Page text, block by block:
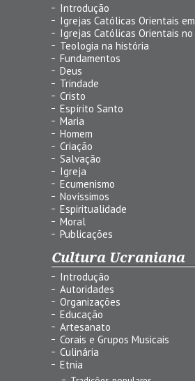
Introdução
Igrejas Católicas Orientais
Igrejas Católicas Orientais
Teologia na história
Fundamentos
Deus
Trindade
Cristo
Espírito Santo
Maria
Homem
Criação
Salvação
Igreja
Ecumenismo
Novíssimos
Espiritualidade
Moral
Publicações
Cultura Ucraniana
Introdução
Autoridades
Organizações
Educação
Artesanato
Corais e Grupos Musicais
Culinária
Etnia